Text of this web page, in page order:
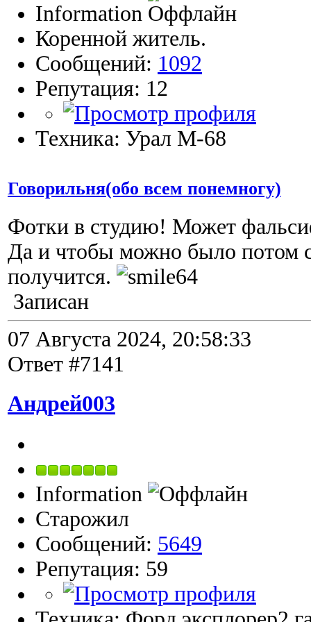
Information
Коренной житель.
Сообщений: 1092
Репутация: 12
Техника: Урал М-68
Говорильня(обо всем понемногу)
Фотки в студию! Может
Да и чтобы можно было потом
получится.
Записан
07 Августа 2024, 20:58:33
Ответ #7141
Андрей003
Information
Старожил
Сообщений: 5649
Репутация: 59